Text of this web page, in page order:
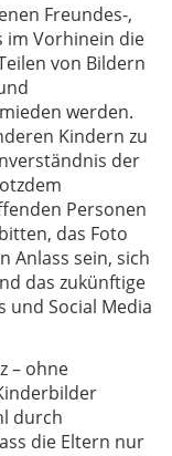
Freundes-,
im Vorhinein die
von Bildern
werden.
Kindern zu
der
Personen
das Foto
Anlass sein, sich
das zukünftige
und Social Media
– ohne
durch
die Eltern nur